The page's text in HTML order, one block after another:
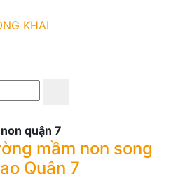
KHAI
quận 7
mầm non song
Quận 7